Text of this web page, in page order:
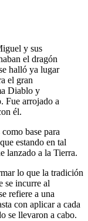
y sus
el dragón
halló ya lugar
el gran
Diablo y
Fue arrojado a
él.
base para
estando en tal
lanzado a la Tierra.
lo que la tradición
se incurre al
refiere a una
con aplicar a cada
se llevaron a cabo.